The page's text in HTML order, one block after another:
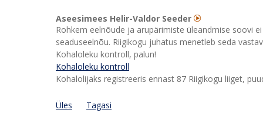
Aseesimees Helir-Valdor Seeder
Rohkem eelnõude ja arupärimiste üleandmise soovi
seaduseelnõu. Riigikogu juhatus menetleb seda
Kohaloleku kontroll, palun!
Kohaloleku kontroll
Kohalolijaks registreeris ennast 87 Riigikogu liiget,
Üles Tagasi